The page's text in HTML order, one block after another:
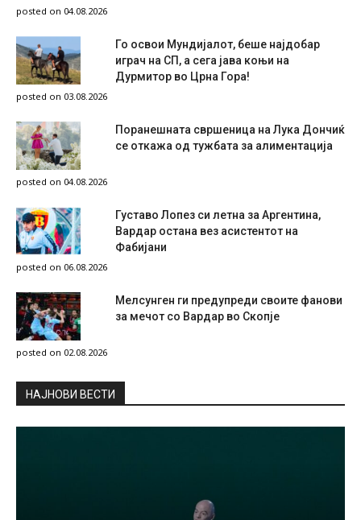
posted on 04.08.2026
Го освои Мундијалот, беше најдобар
играч на СП, а сега јава коњи на
Дурмитор во Црна Гора!
posted on 03.08.2026
Поранешната свршеница на Лука Дончиќ
се откажа од тужбата за алиментација
posted on 04.08.2026
Густаво Лопез си летна за Аргентина,
Вардар остана вез асистентот на
Фабијани
posted on 06.08.2026
Мелсунген ги предупреди своите фанови
за мечот со Вардар во Скопје
posted on 02.08.2026
НAЈНОВИ ВЕСТИ